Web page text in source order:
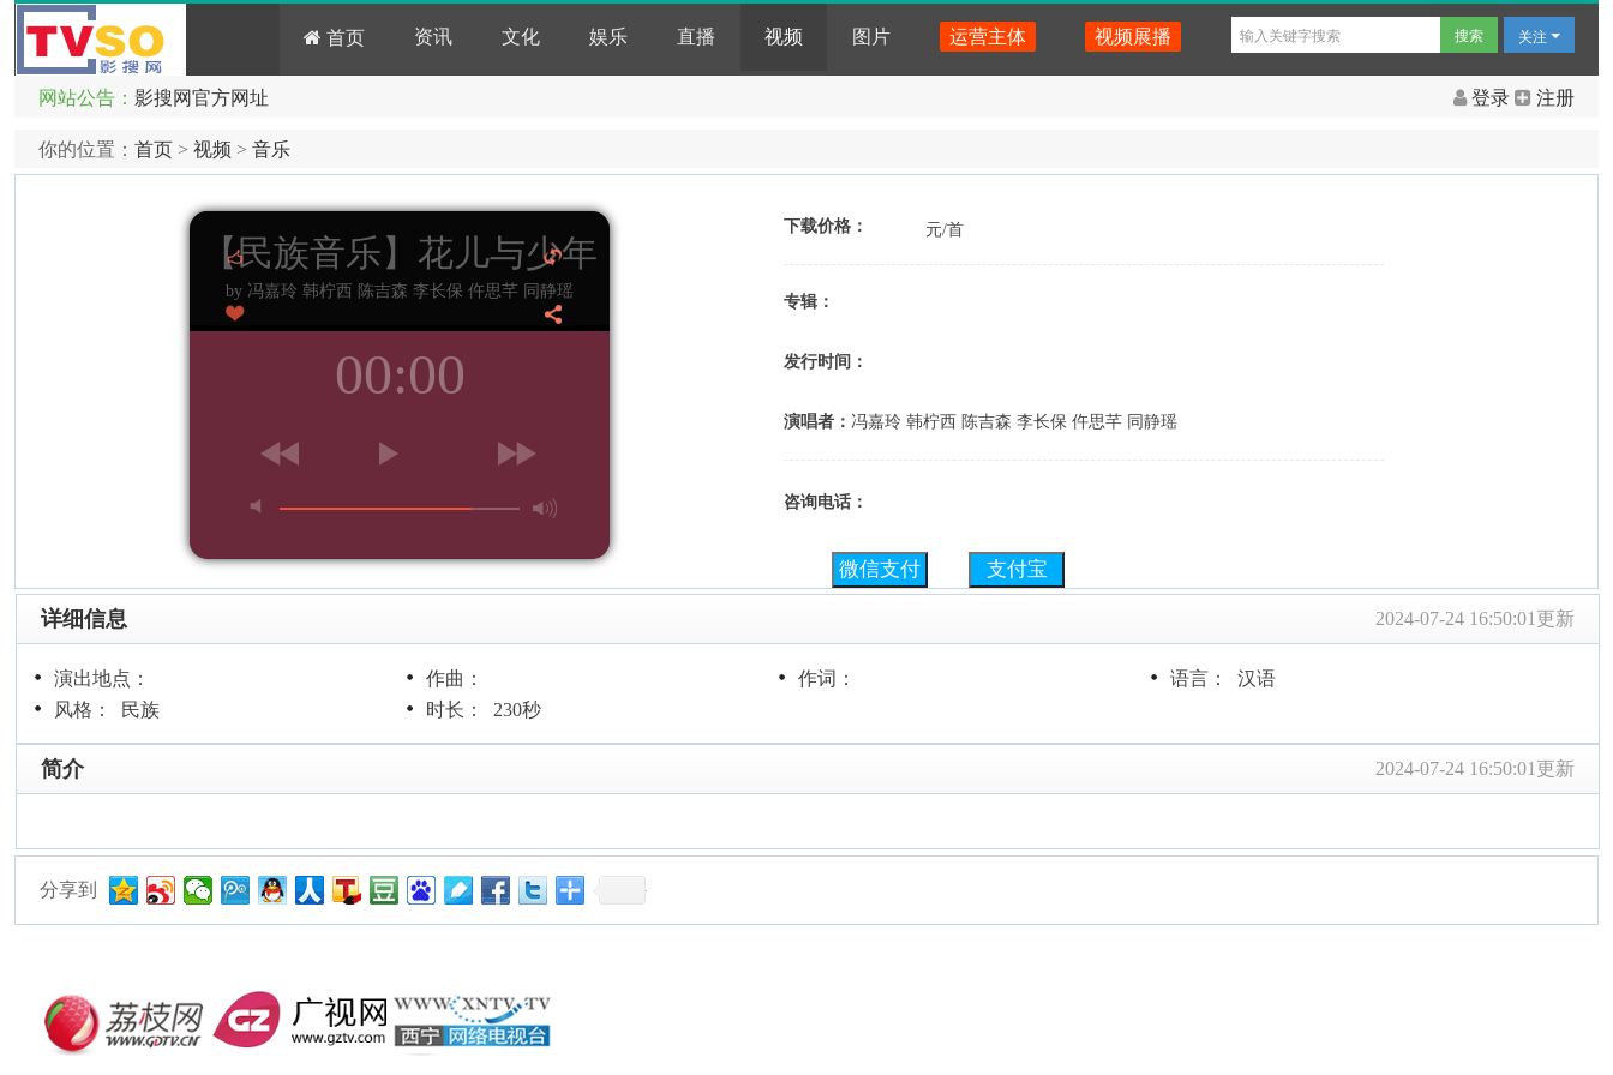
首页 资讯 文化 娱乐 直播 视频 图片 运营主体 视频展播 关注
网站公告： 影搜网官方网址 登录 注册
你的位置： 首页 > 视频 > 音乐
【民族音乐】花儿与少年
by 冯嘉玲 韩柠西 陈吉森 李长保 仵思芊 同静瑶
00:00
下载价格： 元/首
专辑：
发行时间：
演唱者： 冯嘉玲 韩柠西 陈吉森 李长保 仵思芊 同静瑶
咨询电话：
详细信息 2024-07-24 16:50:01更新
演出地点： 作曲： 作词：
语言： 汉语
风格： 民族
时长： 230秒
简介 2024-07-24 16:50:01更新
分享到